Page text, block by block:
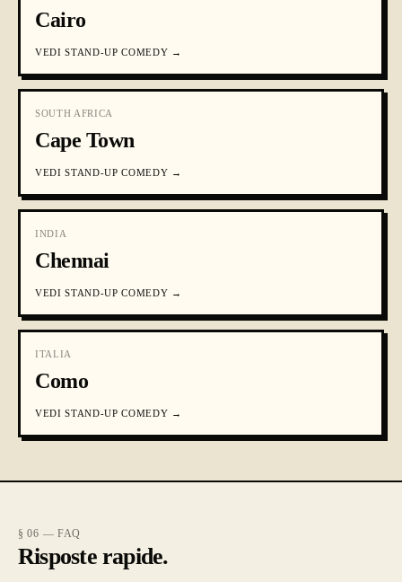
Cairo
VEDI STAND-UP COMEDY →
SOUTH AFRICA
Cape Town
VEDI STAND-UP COMEDY →
INDIA
Chennai
VEDI STAND-UP COMEDY →
ITALIA
Como
VEDI STAND-UP COMEDY →
§ 06 — FAQ
Risposte rapide.